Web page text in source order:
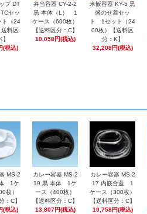
プ DT
セッ
ト（24
料区
(税込)
弁当容器 CY-2-2
黒 本体（L） 1
ケース（600枚）
【送料区分：C】
10,058円(税込)
米飯容器 KY-5 黒
盛のせ蓋セッ
ト 1セット（24
00枚）【送料区
分：K】
32,208円(税込)
MS-2
1ケ
枚）
：C】
(税込)
カレー容器 MS-2
19 黒 本体 1ケ
ース（400枚）
【送料区分：C】
13,807円(税込)
カレー容器 MS-2
17 内嵌合蓋 1
ケース（300枚）
【送料区分：C】
10,758円(税込)